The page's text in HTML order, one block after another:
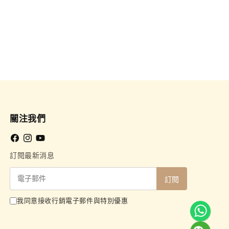
關注我們
Facebook
Instagram
YouTube
訂閱最新消息
子
郵
訂閱
我同意接收行銷電子郵件與特別優惠